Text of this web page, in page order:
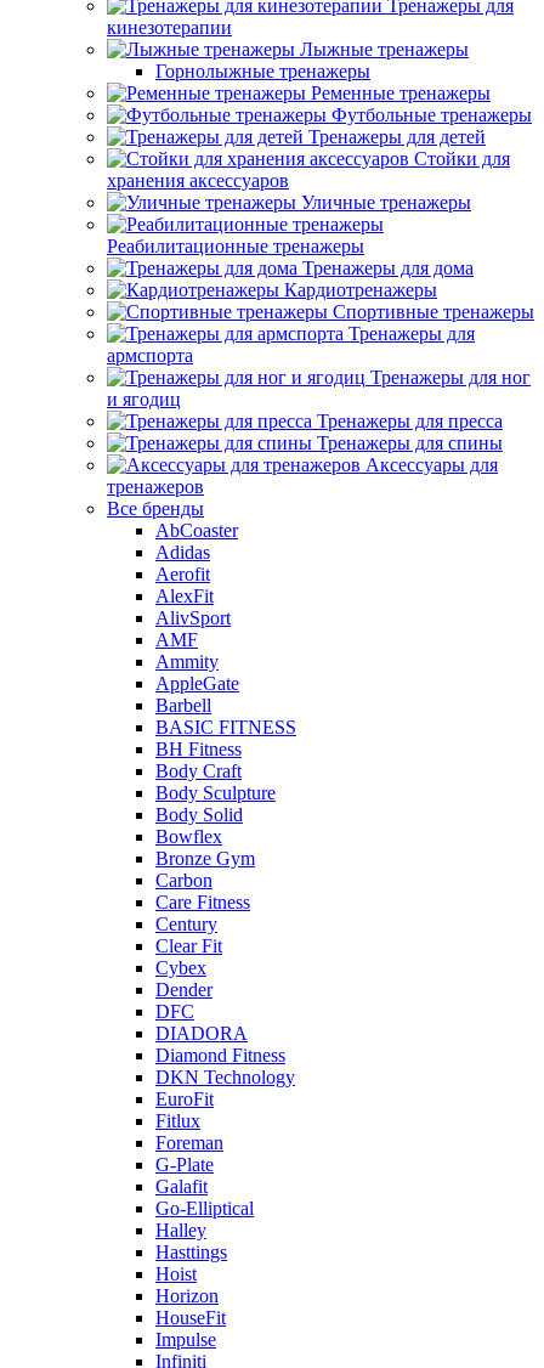
Тренажеры для
кинезотерапии
Лыжные тренажеры
Горнолыжные тренажеры
Ременные тренажеры
Футбольные тренажеры
Тренажеры для детей
Стойки для
хранения аксессуаров
Уличные тренажеры
Реабилитационные тренажеры
Тренажеры для дома
Кардиотренажеры
Спортивные тренажеры
Тренажеры для
армспорта
Тренажеры для ног
и ягодиц
Тренажеры для пресса
Тренажеры для спины
Аксессуары для
тренажеров
Все бренды
AbCoaster
Adidas
Aerofit
AlexFit
AlivSport
AMF
Ammity
AppleGate
Barbell
BASIC FITNESS
BH Fitness
Body Craft
Body Sculpture
Body Solid
Bowflex
Bronze Gym
Carbon
Care Fitness
Century
Clear Fit
Cybex
Dender
DFC
DIADORA
Diamond Fitness
DKN Technology
EuroFit
Fitlux
Foreman
G-Plate
Galafit
Go-Elliptical
Halley
Hasttings
Hoist
Horizon
HouseFit
Impulse
Infiniti